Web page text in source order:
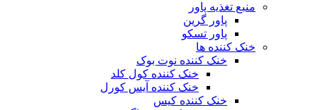
منبع تغذیه‌ پاور
پاور گرین
پاور تسکو
خنک کننده ها
خنک کننده نوت بوک
خنک کننده کول کلد
خنک کننده آیس کورل
خنک کننده کیس